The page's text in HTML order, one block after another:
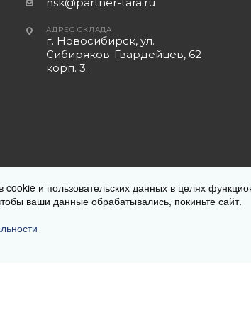
АДРЕС СКЛАДА
г. Новосибирск, ул.
Сибиряков-Гвардейцев, 62
корп. 3.
в зависимости от региона
при каких условиях не является публичной
и пользовательских данных в целях
ваши данные обрабатывались, покиньте сайт.